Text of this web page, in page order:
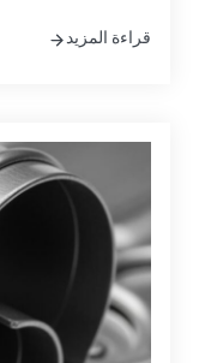
التكاليف أو
نطاقها بثقة. إذا
قراءة المزيد